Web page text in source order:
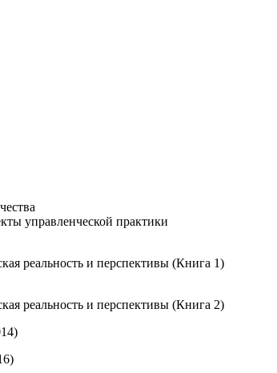
управленческой практики
реальность и перспективы (Книга 1)
реальность и перспективы (Книга 2)